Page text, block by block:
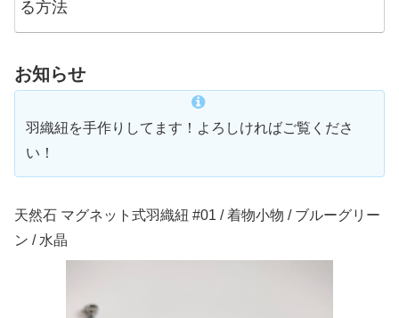
る方法
お知らせ
羽織紐を手作りしてます！よろしければご覧くださ
い！
天然石 マグネット式羽織紐 #01 / 着物小物 / ブルーグリー
ン / 水晶